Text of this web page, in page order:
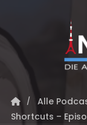
Alle
Shortcuts –